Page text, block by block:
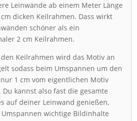
Leinwände ab einem Meter Länge
dicken Keilrahmen. Dass wirkt
schöner als ein
2 cm Keilrahmen.
Keilrahmen wird das Motiv an
sodass beim Umspannen um den
1 cm vom eigentlichen Motiv
kannst also fast die gesamte
auf deiner Leinwand genießen,
wichtige Bildinhalte